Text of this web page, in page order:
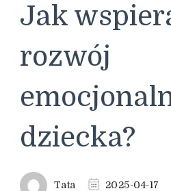
Jak
rozwój
dziecka?
Tata 2025-04-17